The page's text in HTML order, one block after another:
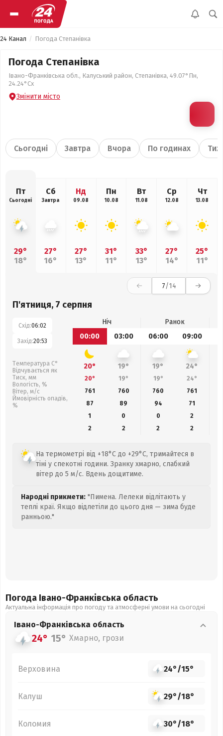
24 Канал Погода Степанівка
Погода Степанівка
Івано-Франківська обл., Калуський район, Степанівка, 49.07°Пн,
24.24°Сх
Змінити місто
Сьогодні Завтра Вчора По годинах
Пт
Сьогодні
29°
18°
Сб
Завтра
27°
16°
Нд
09.08
27°
13°
Пн
10.08
31°
11°
Вт
11.08
33°
13°
Ср
12.08
27°
14°
Чт
13.08
25°
11°
7/14
П'ятниця, 7 серпня
Схід:06:02
Захід:20:53
Температура С°
Відчувається як
Тиск, мм
Вологість, %
Вітер, м/с
Ймовірність опадів,
%
Ніч
Ранок
00:00
03:00 06:00 09:00
20° 19° 19° 24°
20° 19° 19° 24°
761
760 760 761
87
89 94 71
1
0 0
2
2
2 2 2
На термометрі від +18°C до +29°C, тримайтеся в
тіні у спекотні години. Зранку хмарно, слабкий
вітер до 5 м/с. Вдень дощитиме.
Народні прикмети: "Пимена. Лелеки відлітають у
теплі краї. Якщо відлетіли до цього дня — зима буде
ранньою."
Погода Івано-Франківська область
Актуальна інформація про погоду та атмосферні умови на сьогодні
Івано-Франківська область
24° 15° Хмарно, грози
Верховина 24°/15°
Калуш 29°/18°
Коломия 30°/18°